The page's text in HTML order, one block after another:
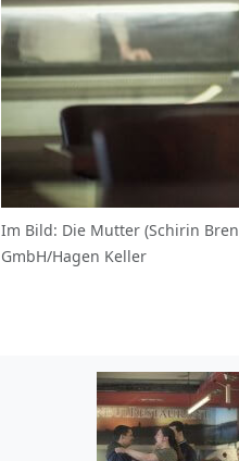
Im Bild: Die Mutter (Schirin
GmbH/Hagen Keller